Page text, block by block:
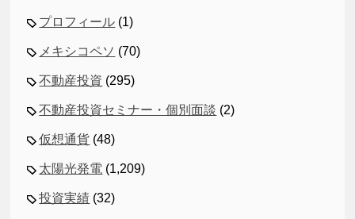
プロフィール (1)
メキシコペソ (70)
不動産投資 (295)
不動産投資セミナー・個別面談 (2)
仮想通貨 (48)
太陽光発電 (1,209)
投資実績 (32)